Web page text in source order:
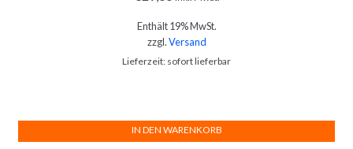
Enthält 19% MwSt.
zzgl.Versand
Lieferzeit: sofort lieferbar
IN DEN WARENKORB